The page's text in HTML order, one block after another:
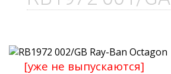
[уже не выпускаются]